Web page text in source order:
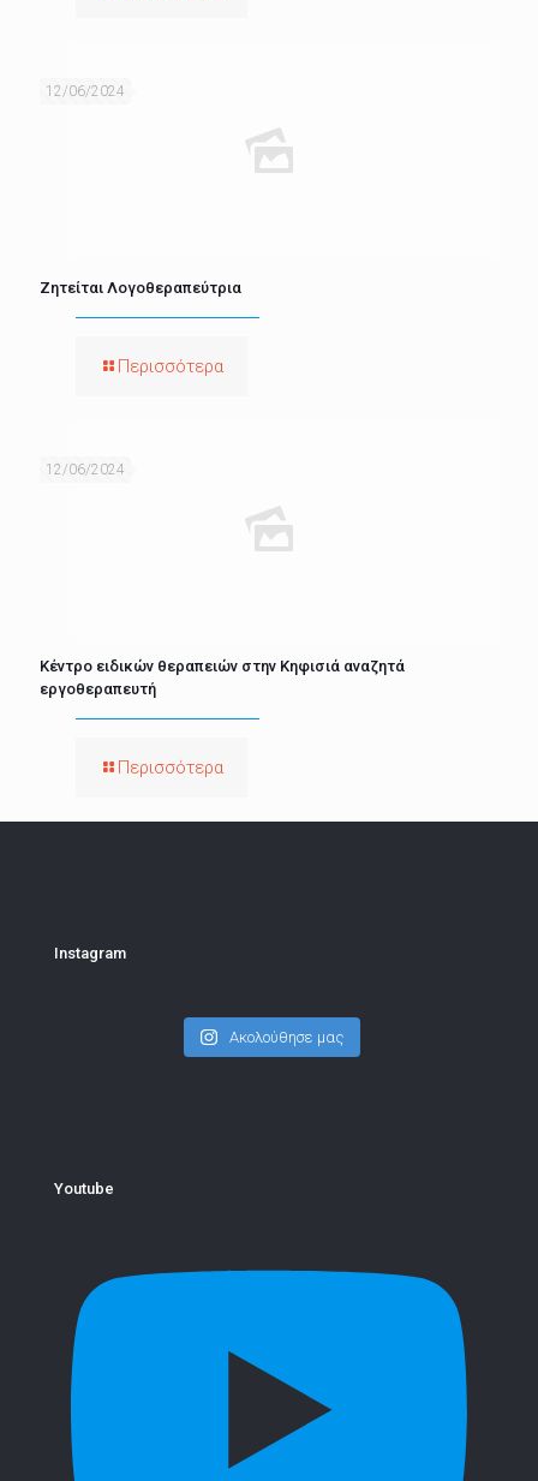
12/06/2024
Ζητείται Λογοθεραπεύτρια
Περισσότερα
12/06/2024
Κέντρο ειδικών θεραπειών στην Κηφισιά αναζητά
εργοθεραπευτή
Περισσότερα
Instagram
Ακολούθησε μας
Youtube